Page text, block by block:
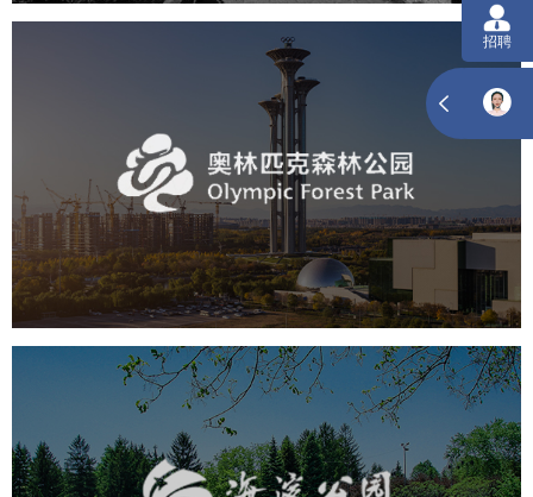
奥体森林公园
旅游休闲 公园 AI人工智能
智慧公园
智慧体育公园
智能步道 智能大数据平台
海淀公园